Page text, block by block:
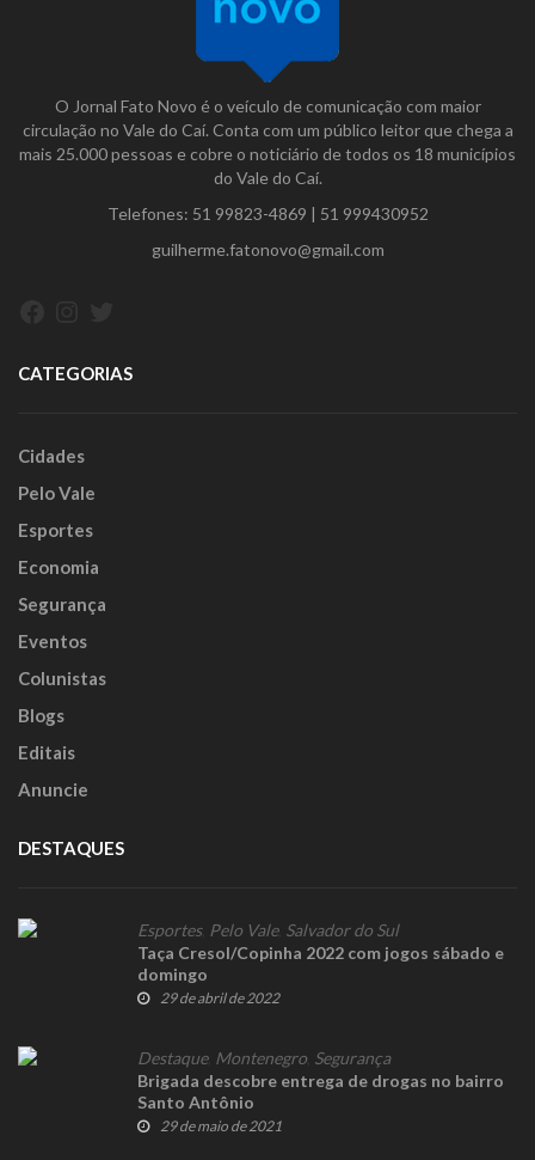
O Jornal Fato Novo é o veículo de comunicação com maior
circulação no Vale do Caí. Conta com um público leitor que chega a
mais 25.000 pessoas e cobre o noticiário de todos os 18 municípios
do Vale do Caí.
Telefones: 51 99823-4869 | 51 999430952
guilherme.fatonovo@gmail.com
CATEGORIAS
Cidades
Pelo Vale
Esportes
Economia
Segurança
Eventos
Colunistas
Blogs
Editais
Anuncie
DESTAQUES
Esportes, Pelo Vale, Salvador do Sul
Taça Cresol/Copinha 2022 com jogos sábado e
domingo
29 de abril de 2022
Destaque, Montenegro Segurança
Brigada descobre entrega de drogas no bairro
Santo Antônio
29 de maio de 2021